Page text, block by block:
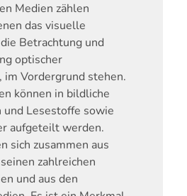
Medien zählen
das visuelle
Betrachtung und
optischer
im Vordergrund stehen.
können in bildliche
Lesestoffe sowie
aufgeteilt werden.
sich zusammen aus
zahlreichen
und aus den